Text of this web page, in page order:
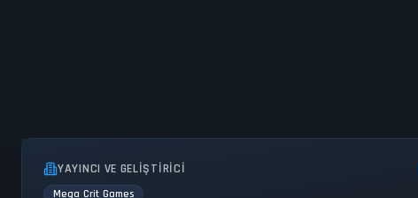
YAYINCI VE GELIŞTIRICI
Mega Crit Games